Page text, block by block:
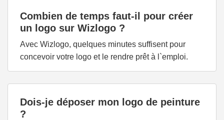
Combien de temps faut-il pour créer
un logo sur Wizlogo ?
Avec Wizlogo, quelques minutes suffisent pour
concevoir votre logo et le rendre prêt à l`emploi.
Dois-je déposer mon logo de peinture
?